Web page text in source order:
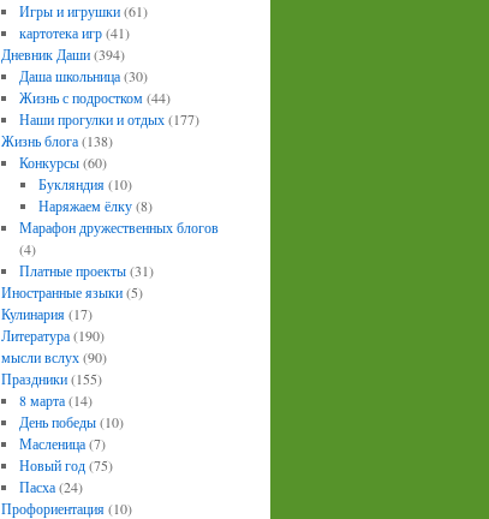
Игры и игрушки(61)
картотека игр(41)
Дневник Даши(394)
Даша школьница(30)
Жизнь с подростком(44)
Наши прогулки и отдых(177)
Жизнь блога(138)
Конкурсы(60)
Букляндия(10)
Наряжаем ёлку(8)
Марафон дружественных блогов
(4)
Платные проекты(31)
Иностранные языки(5)
Кулинария(17)
Литература(190)
мысли вслух(90)
Праздники(155)
8 марта(14)
День победы(10)
Масленица(7)
Новый год(75)
Пасха(24)
Профориентация(10)